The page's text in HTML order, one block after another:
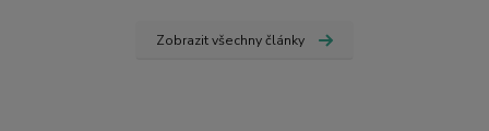
Zobrazit všechny články